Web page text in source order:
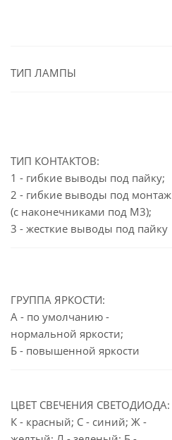
ТИП ЛАМПЫ
ТИП КОНТАКТОВ:
1 - гибкие выводы под пайку;
2 - гибкие выводы под монтаж
(с наконечниками под М3);
3 - жесткие выводы под пайку
ГРУППА ЯРКОСТИ:
А - по умолчанию -
нормальной яркости;
Б - повышенной яркости
ЦВЕТ СВЕЧЕНИЯ СВЕТОДИОДА:
К - красный; С - синий; Ж -